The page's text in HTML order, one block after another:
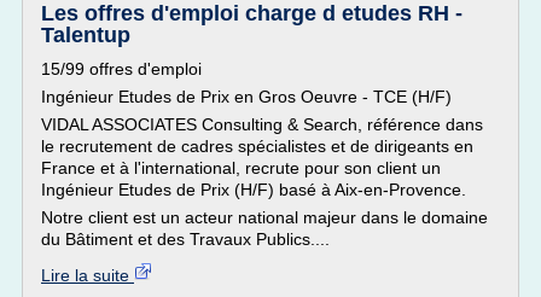
Les offres d'emploi charge d etudes RH -
Talentup
15/99 offres d'emploi
Ingénieur Etudes de Prix en Gros Oeuvre - TCE (H/F)
VIDAL ASSOCIATES Consulting & Search, référence dans
le recrutement de cadres spécialistes et de dirigeants en
France et à l'international, recrute pour son client un
Ingénieur Etudes de Prix (H/F) basé à Aix-en-Provence.
Notre client est un acteur national majeur dans le domaine
du Bâtiment et des Travaux Publics....
Lire la suite